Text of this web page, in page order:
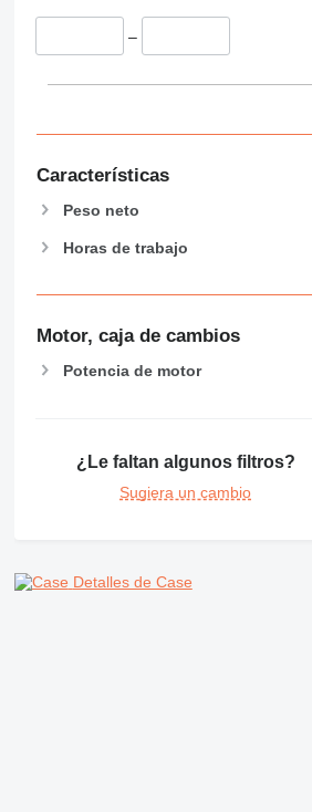
–
Características
Peso neto
Horas de trabajo
Motor, caja de cambios
Potencia de motor
¿Le faltan algunos filtros?
Sugiera un cambio
Detalles de Case